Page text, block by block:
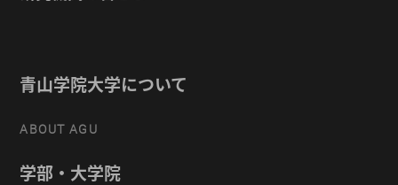
青山学院大学について
ABOUT AGU
学部・大学院